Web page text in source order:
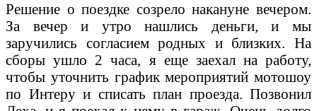
Решение о поездке созрело накануне вечером.
За вечер и утро нашлись деньги, и мы
заручились согласием родных и близких. На
сборы ушло 2 часа, я еще заехал на работу,
чтобы уточнить график мероприятий мотошоу
по Интеру и списать план проезда. Позвонил